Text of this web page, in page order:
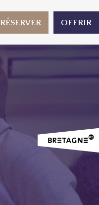
RÉSERVER OFFRIR